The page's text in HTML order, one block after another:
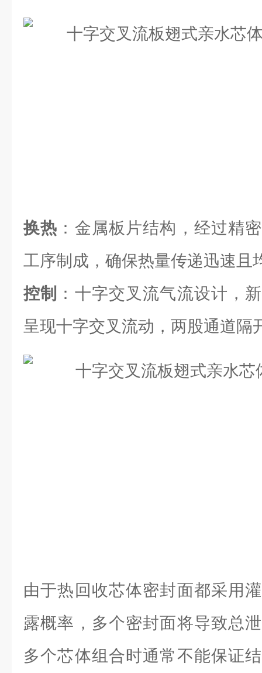
换热 ：金属板片结构，经过精
工序制成，确保热量传递迅速且
控制
：十字交叉流气流设计，
呈现十字交叉流动，两股通道隔
由于热回收芯体密封面都采用
露概率，多个密封面将导致总
多个芯体组合时通常不能保证